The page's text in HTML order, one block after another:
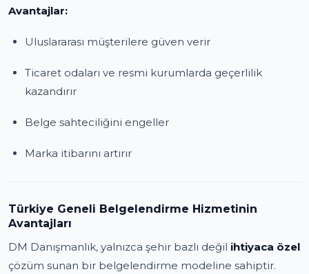
Avantajlar:
Uluslararası müşterilere güven verir
Ticaret odaları ve resmi kurumlarda geçerlilik
kazandırır
Belge sahteciliğini engeller
Marka itibarını artırır
Türkiye Geneli Belgelendirme Hizmetinin
Avantajları
DM Danışmanlık, yalnızca şehir bazlı değil ihtiyaca özel
çözüm sunan bir belgelendirme modeline sahiptir.